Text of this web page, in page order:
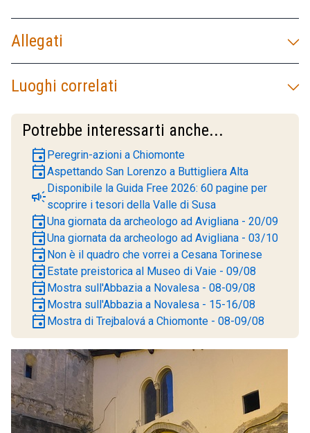
Allegati
Luoghi correlati
Potrebbe interessarti anche...
event Peregrin-azioni a Chiomonte
eventAspettando San Lorenzo a Buttigliera Alta
campaignDisponibile la Guida Free 2026: 60 pagine per
scoprire i tesori della Valle di Susa
eventUna giornata da archeologo ad Avigliana - 20/09
eventUna giornata da archeologo ad Avigliana - 03/10
event Non è il quadro che vorrei a Cesana Torinese
event Estate preistorica al Museo di Vaie - 09/08
event Mostra sull'Abbazia a Novalesa - 08-09/08
event Mostra sull'Abbazia a Novalesa - 15-16/08
event Mostra di Trejbalová a Chiomonte - 08-09/08